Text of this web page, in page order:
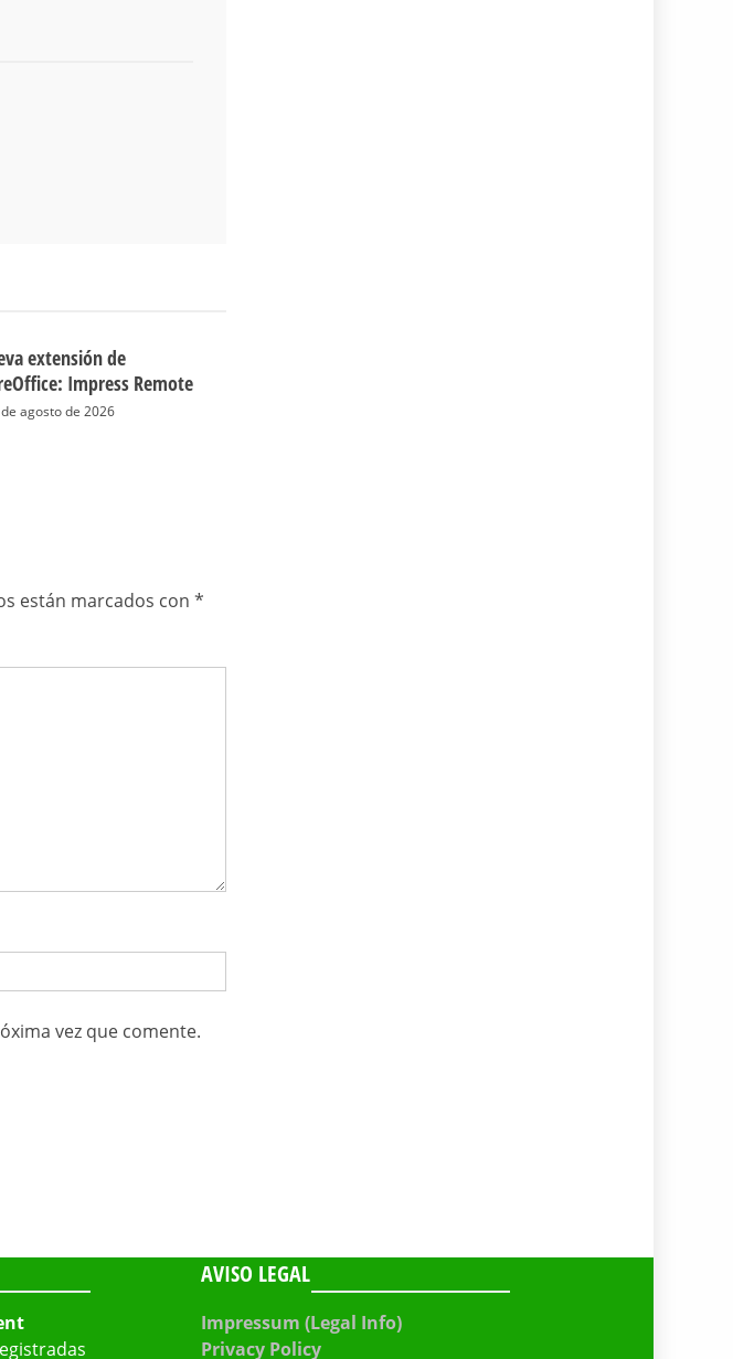
extensión de
Impress Remote
agosto de 2026
están marcados con *
vez que comente.
AVISO LEGAL
Impressum (Legal Info)
Privacy Policy